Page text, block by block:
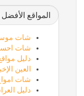
المواقع الأفضل
شات
شات
دليل
العين
شات
دليل